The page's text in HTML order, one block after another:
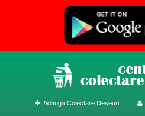
Adauga Colectare Deseuri